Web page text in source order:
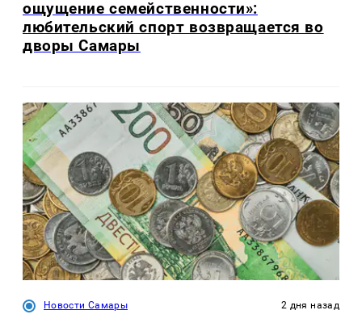
ощущение семейственности»:
любительский спорт возвращается во
дворы Самары
Новости Самары 2 дня назад